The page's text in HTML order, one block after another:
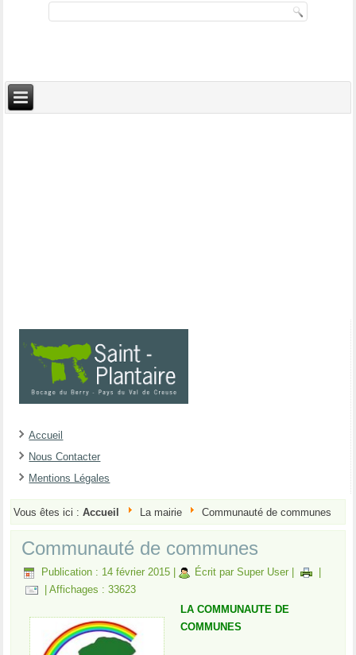
Accueil
Nous Contacter
Mentions Légales
Vous êtes ici :Accueil La mairie Communauté de communes
Communauté de communes
Publication : 14 février 2015 Écrit par Super User
|Affichages : 33623
LA COMMUNAUTE DE
COMMUNES